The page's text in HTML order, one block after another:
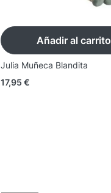
Añadir al carrito
Julia Muñeca Blandita
17,95 €